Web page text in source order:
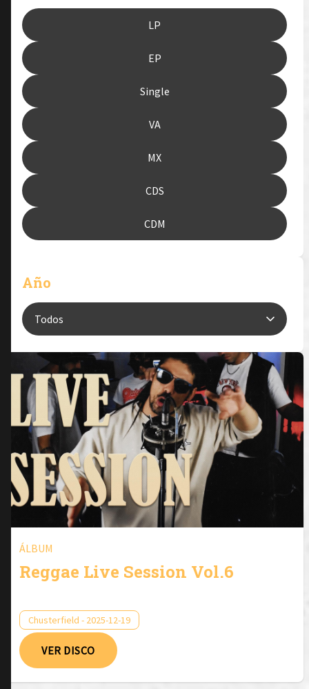
LP
EP
Single
VA
MX
CDS
CDM
Año
ÁLBUM
Reggae Live Session Vol.6
Chusterfield - 2025-12-19
VER DISCO